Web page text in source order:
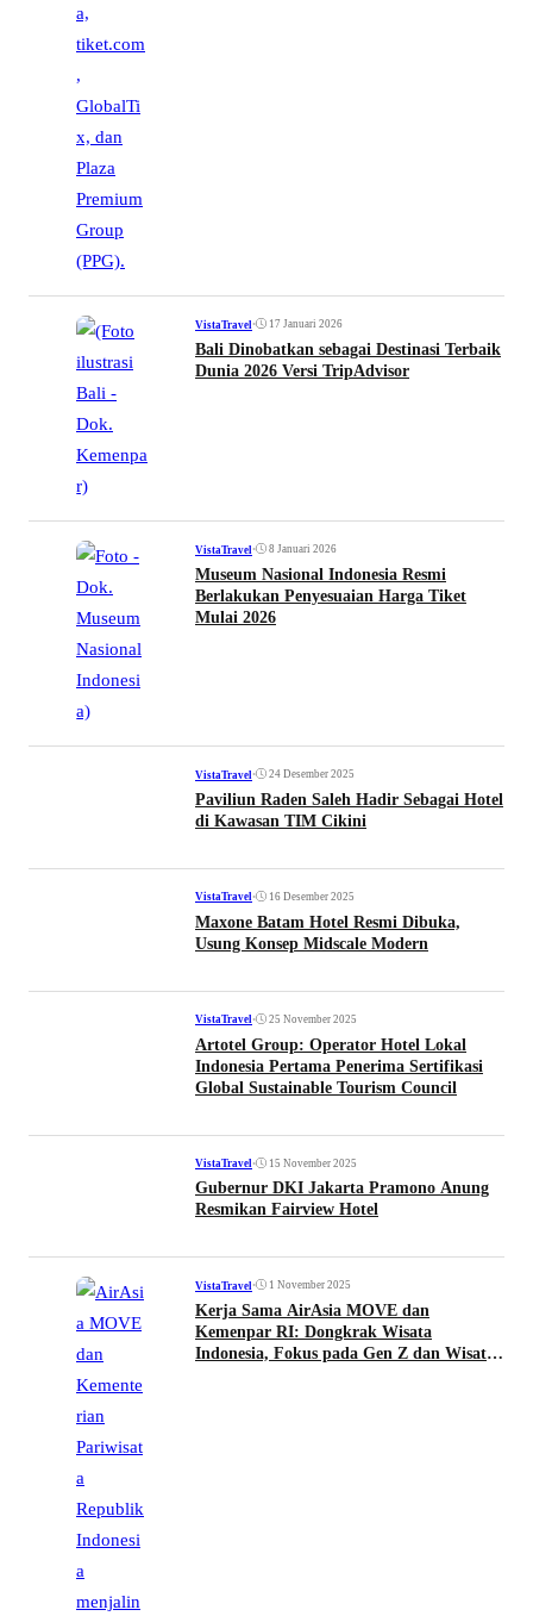
VistaTravel • 17 Januari 2026
Bali Dinobatkan sebagai Destinasi Terbaik
Dunia 2026 Versi TripAdvisor
VistaTravel • 8 Januari 2026
Museum Nasional Indonesia Resmi
Berlakukan Penyesuaian Harga Tiket
Mulai 2026
VistaTravel • 24 Desember 2025
Paviliun Raden Saleh Hadir Sebagai Hotel
di Kawasan TIM Cikini
VistaTravel• 16 Desember 2025
Maxone Batam Hotel Resmi Dibuka,
Usung Konsep Midscale Modern
VistaTravel• 25 November 2025
Artotel Group: Operator Hotel Lokal
Indonesia Pertama Penerima Sertifikasi
Global Sustainable Tourism Council
VistaTravel• 15 November 2025
Gubernur DKI Jakarta Pramono Anung
Resmikan Fairview Hotel
VistaTravel • 1 November 2025
Kerja Sama AirAsia MOVE dan
Kemenpar RI: Dongkrak Wisata
Indonesia, Fokus pada Gen Z dan Wisata